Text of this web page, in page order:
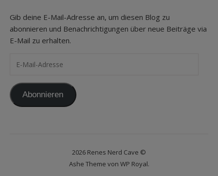
Gib deine E-Mail-Adresse an, um diesen Blog zu
abonnieren und Benachrichtigungen über neue Beiträge via
E-Mail zu erhalten.
Abonnieren
2026 Renes Nerd Cave ©
Ashe Theme von WP Royal.